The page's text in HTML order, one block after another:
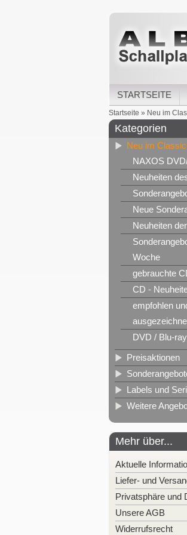
STARTSEITE
Startseite » Neu im
Kategorien
Neu im
NAXOS
Neuheiten
Neue
Neuheiten
Woche
gebrauchte
CD -
empfohlen
DVD / Blu-
Preisaktionen
Labels und
Weitere
Mehr über...
Aktuelle
Liefer- und
Privatsphäre und
Unsere AGB
Widerrufsrecht